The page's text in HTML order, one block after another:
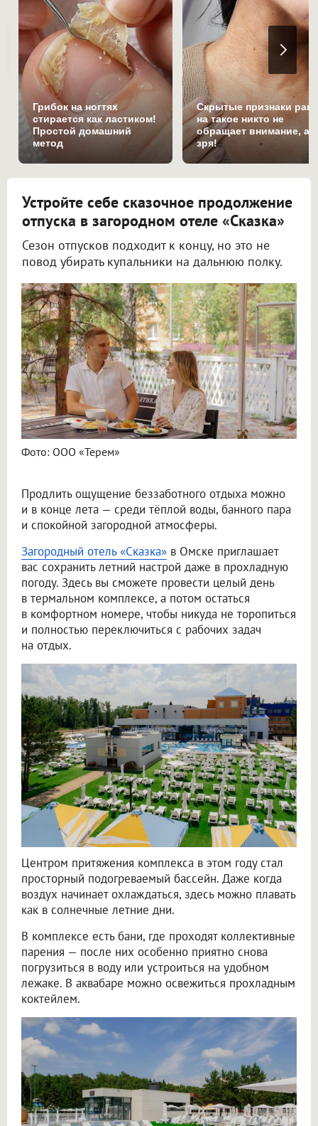
Грибок на ногтях
стирается как ластиком!
Простой домашний
метод
Скрытые признаки
на такое никто не
обращает внимание, а
зря!
Устройте себе сказочное продолжение
отпуска в загородном отеле «Сказка»
Сезон отпусков подходит к концу, но это не
повод убирать купальники на дальнюю полку.
Фото: ООО «Терем»
Продлить ощущение беззаботного отдыха можно
и в конце лета — среди тёплой воды, банного пара
и спокойной загородной атмосферы.
Загородный отель «Сказка» в Омске приглашает
вас сохранить летний настрой даже в прохладную
погоду. Здесь вы сможете провести целый день
в термальном комплексе, а потом остаться
в комфортном номере, чтобы никуда не торопиться
и полностью переключиться с рабочих задач
на отдых.
Центром притяжения комплекса в этом году стал
просторный подогреваемый бассейн. Даже когда
воздух начинает охлаждаться, здесь можно плавать
как в солнечные летние дни.
В комплексе есть бани, где проходят коллективные
парения — после них особенно приятно снова
погрузиться в воду или устроиться на удобном
лежаке. В аквабаре можно освежиться прохладным
коктейлем.